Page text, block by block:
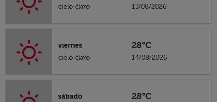
cielo claro
13/08/2026
viernes
cielo claro
28°C
14/08/2026
sábado
28°C